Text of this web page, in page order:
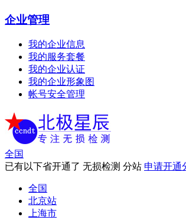
企业管理
我的企业信息
我的服务套餐
我的企业认证
我的企业形象图
帐号安全管理
全国
已有以下省开通了 无损检测 分站 申请开通
全国
北京站
上海市